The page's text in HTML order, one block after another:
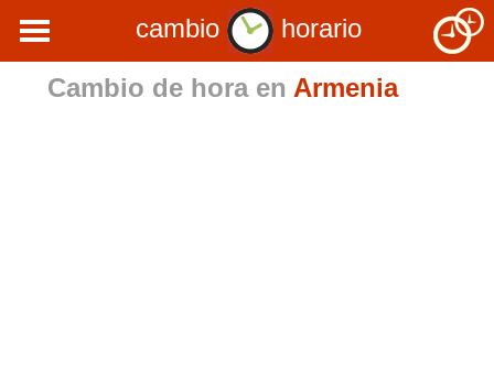
cambio
horario
Cambio de hora en Armenia